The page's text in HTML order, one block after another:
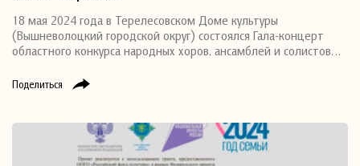
Поделиться
18 мая 2024 года в Терелесовском Доме культуры
(Вышневолоцкий городской округ) состоялся Гала-концерт
областного конкурса народных хоров, ансамблей и солистов…